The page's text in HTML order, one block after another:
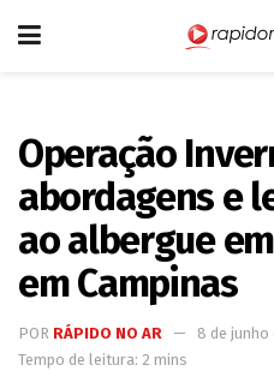
Operação
abordagens e
ao albergue
em Campinas
POR RÁPIDO NO AR
8 de junho
Tempo de leitura: 2 mins